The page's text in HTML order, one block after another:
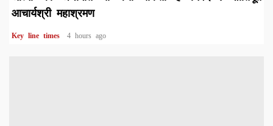
आचार्यश्री महाश्रमण
Key line times 4 hours ago